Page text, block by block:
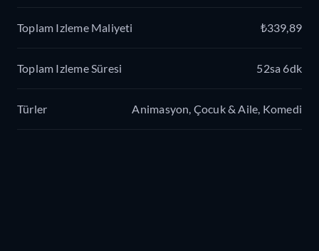
Toplam Izleme Maliyeti ₺339,89
Toplam Izleme Süresi 52sa 6dk
Türler Animasyon, Çocuk & Aile, Komedi